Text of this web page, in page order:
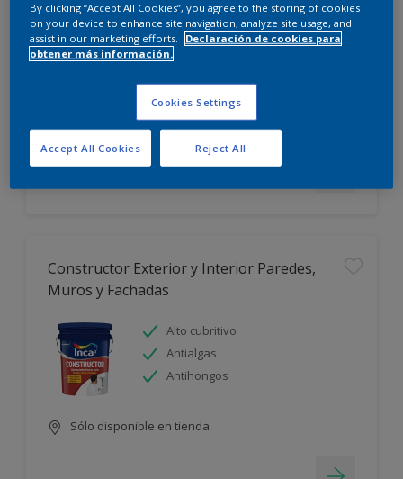
Excelente terminación
Alto cubritivo
Sólo disponible en tienda
Constructor Exterior y Interior Paredes,
Muros y Fachadas
Alto cubritivo
Antialgas
Antihongos
Sólo disponible en tienda
By clicking “Accept All Cookies”, you agree to the storing of cookies
on your device to enhance site navigation, analyze site usage, and
assist in our marketing efforts.
Declaración de cookies para
obtener más información.
Cookies Settings
Reject All
Accept All Cookies